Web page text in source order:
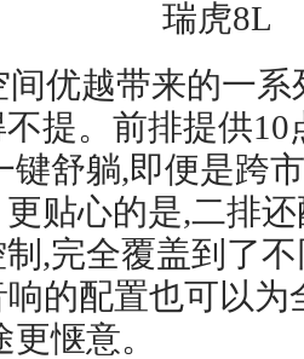
瑞虎8L
越带来的一系
提。前排提供
键舒躺,即便是跨
贴心的是,二排
,完全覆盖到了
的配置也可以
惬意。